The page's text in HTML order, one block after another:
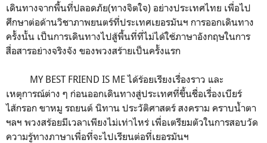
เดินทางจากพื้นที่ปลอดภัย(ทางจิตใจ) อย่างประเทศไทย เพื่อไป
ศึกษาต่อด้านวิชาภาพยนตร์ที่ประเทศเยอรมันฯ การออกเดินทาง
ครั้งนั้น เป็นการเดินทางไปสู้พื้นที่ที่ไม่ได้ใช้ภาษาอังกฤษในการ
สื่อสารอย่างจริงจัง ของพวงสร้ายเป็นครั้งแรก
MY BEST FRIEND IS ME ได้ร้อยเรียงเรื่องราว และ
เหตุการณ์ต่าง ๆ ก่อนออกเดินทางสู่ประเทศที่ขึ้นชื่อเรื่องเบียร์
ไส้กรอก ขาหมู รถยนต์ นิทาน ประวัติศาสตร์ สงคราม คราบน้ำตา
ฯลฯ พวงสร้อยมีเวลาเพียงไม่เท่าไหร่ เพื่อเตรียมตัวในการสอบวัด
ความรู้ทางภาษาเพื่อที่จะไปเรียนต่อที่เยอรมันฯ